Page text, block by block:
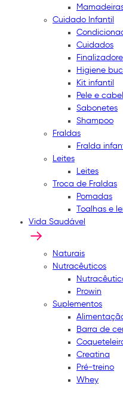
Cuidado Infantil
Cuidados
Higiene
Kit infantil
Pele e
Sabonetes
Shampoo
Fraldas
Fralda
Leites
Leites
Troca de Fraldas
Pomadas
Toalhas e
Vida Saudável
Naturais
Nutracêuticos
Prowin
Suplementos
Barra de
Creatina
Pré-treino
Whey